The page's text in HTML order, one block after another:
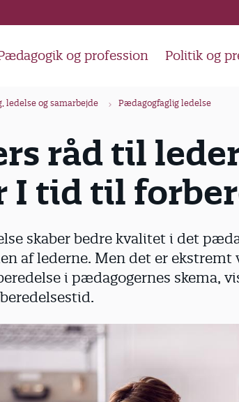
og profession Politik og
ledelse og samarbejde Pædagogfaglig ledelse
råd til
I tid til
skaber bedre kvalitet i det
af lederne. Men det er ekstremt
i pædagogernes skema,